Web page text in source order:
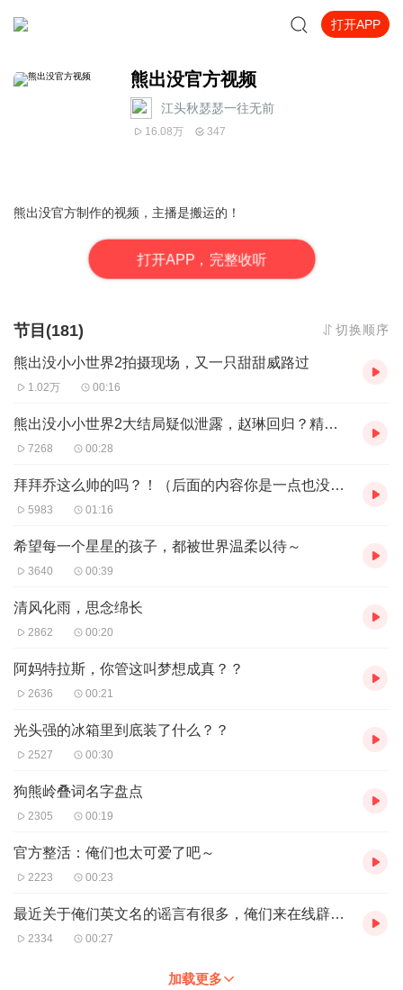
打开APP
熊出没官方视频
江头秋瑟瑟一往无前
16.08万 347
熊出没官方制作的视频，主播是搬运的！
打开APP，完整收听
节目(181) 切换顺序
熊出没小小世界2拍摄现场，又一只甜甜威路过
1.02万 00:16
熊出没小小世界2大结局疑似泄露，赵琳回归？精彩抢先看！
7268 00:28
拜拜乔这么帅的吗？！（后面的内容你是一点也没看啊？！）
5983 01:16
希望每一个星星的孩子，都被世界温柔以待～
3640 00:39
清风化雨，思念绵长
2862 00:20
阿妈特拉斯，你管这叫梦想成真？？
2636 00:21
光头强的冰箱里到底装了什么？？
2527 00:30
狗熊岭叠词名字盘点
2305 00:19
官方整活：俺们也太可爱了吧～
2223 00:23
最近关于俺们英文名的谣言有很多，俺们来在线辟个谣～
2334 00:27
加载更多